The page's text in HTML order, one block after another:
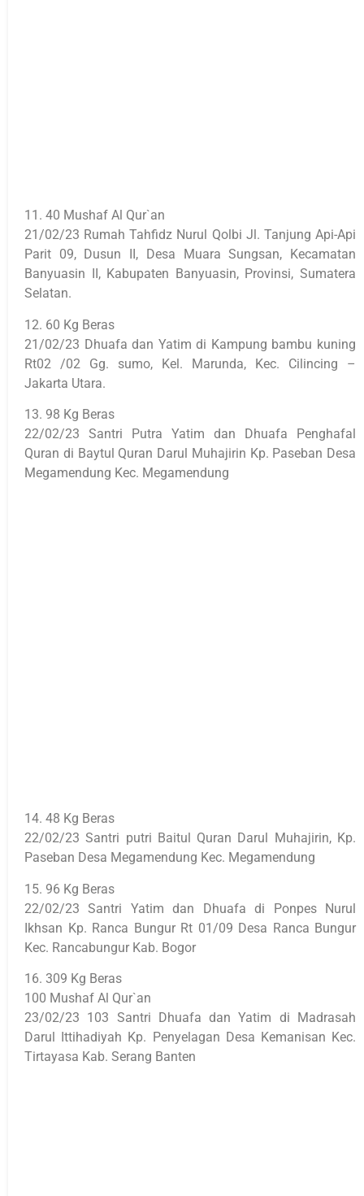
11. 40 Mushaf Al Qur`an
21/02/23 Rumah Tahfidz Nurul Qolbi Jl. Tanjung Api-Api
Parit 09, Dusun II, Desa Muara Sungsan, Kecamatan
Banyuasin II, Kabupaten Banyuasin, Provinsi, Sumatera
Selatan.
12. 60 Kg Beras
21/02/23 Dhuafa dan Yatim di Kampung bambu kuning
Rt02 /02 Gg. sumo, Kel. Marunda, Kec. Cilincing –
Jakarta Utara.
13. 98 Kg Beras
22/02/23 Santri Putra Yatim dan Dhuafa Penghafal
Quran di Baytul Quran Darul Muhajirin Kp. Paseban Desa
Megamendung Kec. Megamendung
14. 48 Kg Beras
22/02/23 Santri putri Baitul Quran Darul Muhajirin, Kp.
Paseban Desa Megamendung Kec. Megamendung
15. 96 Kg Beras
22/02/23 Santri Yatim dan Dhuafa di Ponpes Nurul
Ikhsan Kp. Ranca Bungur Rt 01/09 Desa Ranca Bungur
Kec. Rancabungur Kab. Bogor
16. 309 Kg Beras
100 Mushaf Al Qur`an
23/02/23 103 Santri Dhuafa dan Yatim di Madrasah
Darul Ittihadiyah Kp. Penyelagan Desa Kemanisan Kec.
Tirtayasa Kab. Serang Banten